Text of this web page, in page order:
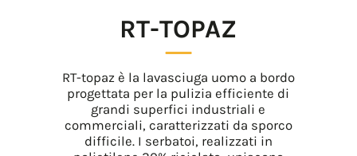
RT-TOPAZ
RT-topaz è la lavasciuga uomo a bordo
progettata per la pulizia efficiente di
grandi superfici industriali e
commerciali, caratterizzati da sporco
difficile. I serbatoi, realizzati in